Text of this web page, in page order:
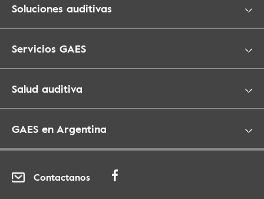
Soluciones auditivas
Servicios GAES
Salud auditiva
GAES en Argentina
Contactanos